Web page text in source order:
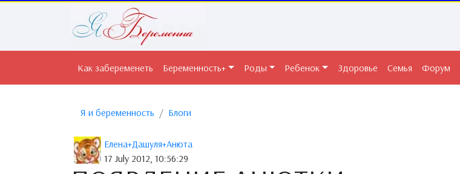
Как забеременеть Беременность+ Роды Ребенок Здоровье Семья Форум
Я и беременность Блоги
Елена+Дашуля+Анюта
17 July 2012, 10:56:29